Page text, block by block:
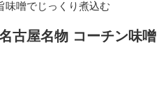
味噌でじっくり煮込む
古屋名物 コーチン味噌